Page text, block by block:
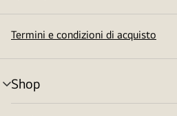
Termini e condizioni di acquisto
Shop
Attivazione
menu